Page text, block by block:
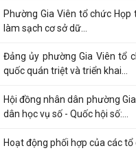
làm sạch cơ sở dữ...
Đảng ủy phường Gia Viên tổ
quốc quán triệt và triển khai...
Hội đồng nhân dân phường
dân học vụ số - Quốc hội số:...
Hoạt động phối hợp của các
Sáng ngày 11/9/2025,